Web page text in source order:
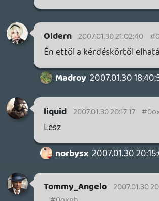
hallható volt.
#0oxp9
ez volt az első ilyen podcast izé amit
meghallgattam itt g365-n és speciel
nekem tetszett, csak az a baj, hogy a hátul
üllök hangja nem mindig hallható, és a
buzis póént is csak 3.jára hallotam... 😛
GYUFo
Jólvan elhiszem. 😛
2007.01.30 16:23:46